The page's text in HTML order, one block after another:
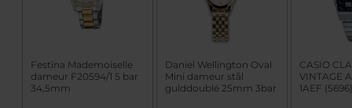
Festina Mademoiselle
dameur F20594/1 5 bar
34,5mm
Daniel Wellington Oval
Mini dameur stål
gulddoublé 25mm 3bar
CASIO
VINTAGE
1AEF